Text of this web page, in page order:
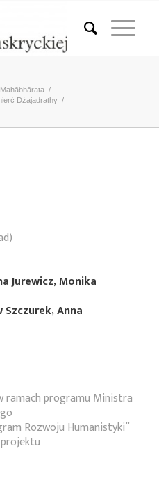
Mahābhārata /
Dźajadrathy /
Jurewicz, Monika
Szczurek, Anna
ramach programu Ministra
Rozwoju Humanistyki”